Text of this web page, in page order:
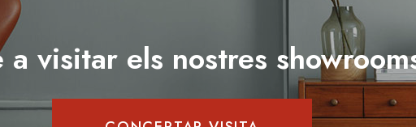
visitar els nostres